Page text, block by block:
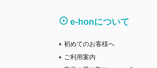
e-honについて
初めてのお客様へ
ご利用案内